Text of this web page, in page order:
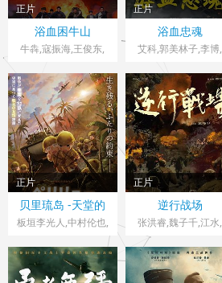
正片
中国大陆> 战争片
2025 导演：赵建平,
浴血困牛山
牛犇,寇振海,王俊东,
正片
中国大陆> 战争片
2026 导演：赵锐勇,
浴血忠魂
艾科,郭美林子,李博,
葛佳佳
正片
日本> 战争片
2025 导演：久慈悟郎
贝里琉岛 -天堂的
格尔尼卡-
板垣李光人,中村伦也,
正片
中国大陆> 战争片
2025 导演：王泽宇
逆行战场
张洪睿,魏子千,江水,